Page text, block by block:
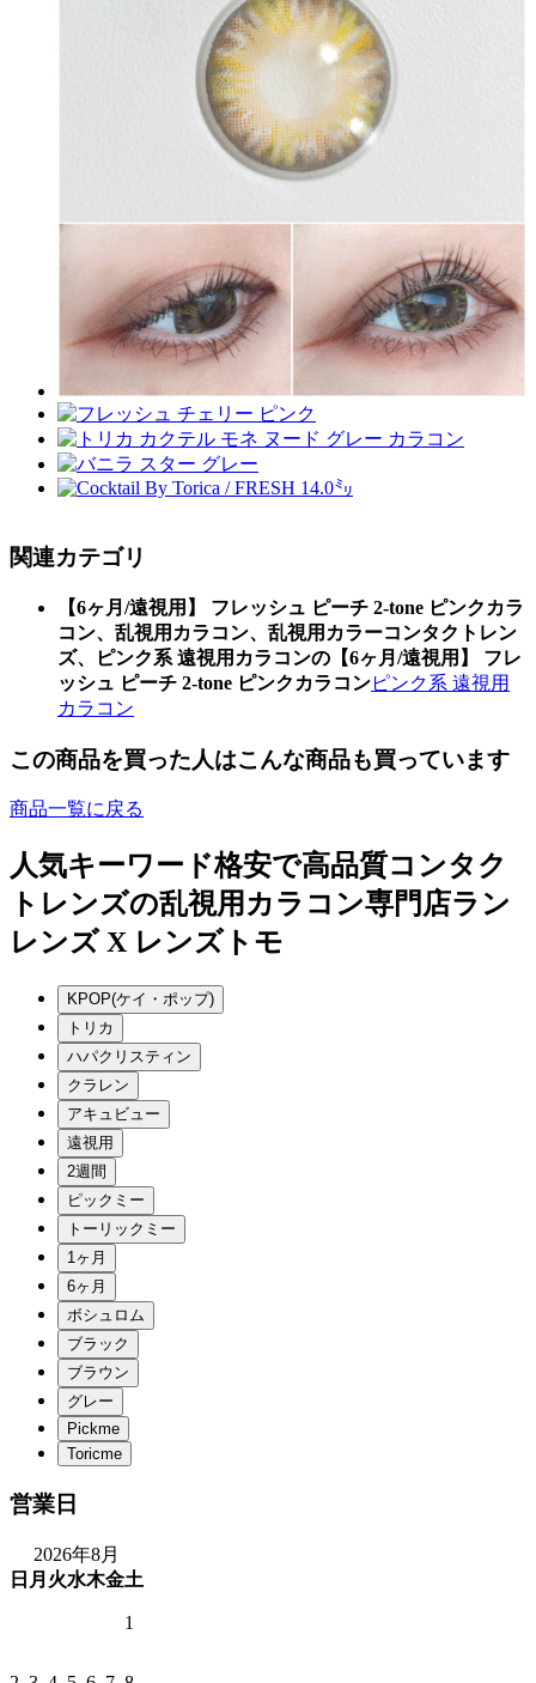
関連カテゴリ
【6ヶ月/遠視用】 フレッシュ ピーチ 2-tone ピンクカラ
コン、乱視用カラコン、乱視用カラーコンタクトレン
ズ、ピンク系 遠視用カラコンの【6ヶ月/遠視用】 フレ
ッシュ ピーチ 2-tone ピンクカラコンピンク系 遠視用
カラコン
この商品を買った人はこんな商品も買っています
商品一覧に戻る
人気キーワード格安で高品質コンタク
トレンズの乱視用カラコン専門店ラン
レンズ X レンズトモ
営業日
2026年8月
日 月 火水木金土
1